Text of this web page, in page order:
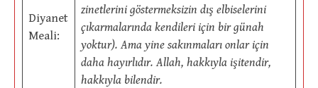
Diyanet
Meali:
zinetlerini göstermeksizin dış elbiselerini
çıkarmalarında kendileri için bir günah
yoktur). Ama yine sakınmaları onlar için
daha hayırlıdır. Allah, hakkıyla işitendir,
hakkıyla bilendir.